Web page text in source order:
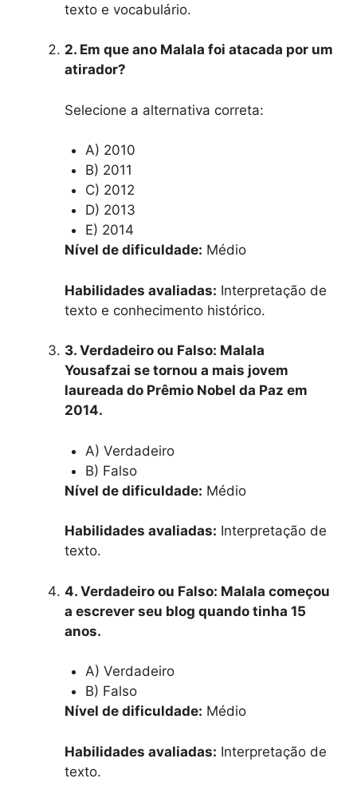
texto e vocabulário.
2. Em que ano Malala foi atacada por um
atirador?
Selecione a alternativa correta:
A) 2010
B) 2011
C) 2012
D) 2013
E) 2014
Nível de dificuldade: Médio
Habilidades avaliadas: Interpretação de
texto e conhecimento histórico.
3. Verdadeiro ou Falso: Malala
Yousafzai se tornou a mais jovem
laureada do Prêmio Nobel da Paz em
2014.
A) Verdadeiro
B) Falso
Nível de dificuldade: Médio
Habilidades avaliadas: Interpretação de
texto.
4. Verdadeiro ou Falso: Malala começou
a escrever seu blog quando tinha 15
anos.
A) Verdadeiro
B) Falso
Nível de dificuldade: Médio
Habilidades avaliadas: Interpretação de
texto.